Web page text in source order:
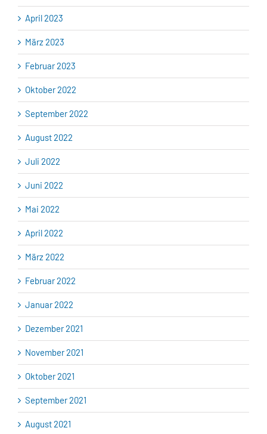
April 2023
März 2023
Februar 2023
Oktober 2022
September 2022
August 2022
Juli 2022
Juni 2022
Mai 2022
April 2022
März 2022
Februar 2022
Januar 2022
Dezember 2021
November 2021
Oktober 2021
September 2021
August 2021